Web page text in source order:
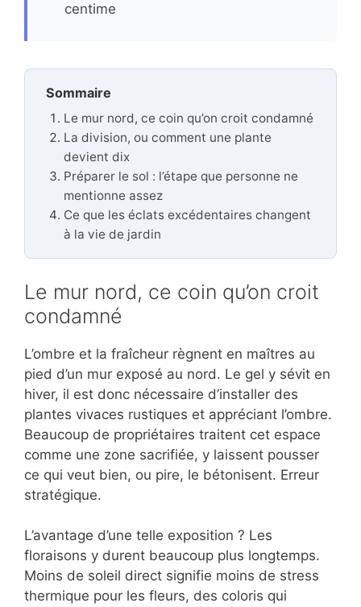
centime
Sommaire
Le mur nord, ce coin qu’on croit condamné
La division, ou comment une plante
devient dix
Préparer le sol : l’étape que personne ne
mentionne assez
Ce que les éclats excédentaires changent
à la vie de jardin
Le mur nord, ce coin qu’on croit
condamné
L’ombre et la fraîcheur règnent en maîtres au
pied d’un mur exposé au nord. Le gel y sévit en
hiver, il est donc nécessaire d’installer des
plantes vivaces rustiques et appréciant l’ombre.
Beaucoup de propriétaires traitent cet espace
comme une zone sacrifiée, y laissent pousser
ce qui veut bien, ou pire, le bétonisent. Erreur
stratégique.
L’avantage d’une telle exposition ? Les
floraisons y durent beaucoup plus longtemps.
Moins de soleil direct signifie moins de stress
thermique pour les fleurs, des coloris qui